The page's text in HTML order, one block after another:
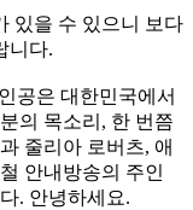
있을 수 있으니 보다
니다.
공은 대한민국에서
의 목소리, 한 번쯤
줄리아 로버츠, 애
안내방송의 주인
. 안녕하세요.